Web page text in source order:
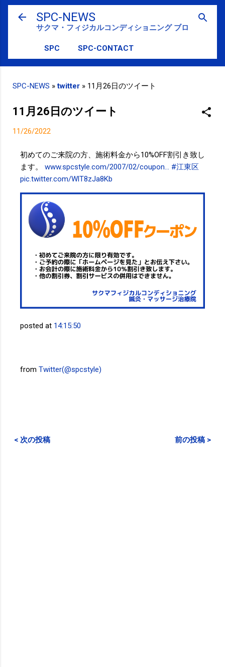
スキップしてメイン コンテンツに移動
SPC-NEWS
サクマ・フィジカルコンディショニング ブログ
SPC SPC-CONTACT
SPC-NEWS »twitter » 11月26日のツイート
11月26日のツイート
11/26/2022
初めてのご来院の方、施術料金から10%OFF割引き致し
ます。 www.spcstyle.com/2007/02/coupon…
#江東区
pic.twitter.com/WlT8zJa8Kb
posted at 14:15:50
from Twitter(@spcstyle)
< 次の投稿 前の投稿 >